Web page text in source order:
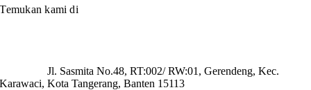
Temukan kami di
Jl. Sasmita No.48, RT:002/ RW:01, Gerendeng, Kec.
Karawaci, Kota Tangerang, Banten 15113